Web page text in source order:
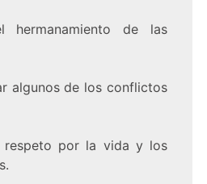
hermanamiento de las
algunos de los conflictos
respeto por la vida y los